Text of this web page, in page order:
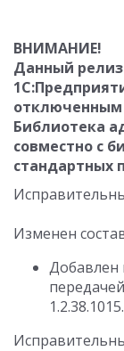
ВНИМАНИЕ!
Данный релиз
Библиотека
совместно с
стандартных
Изменен
Добавлен
1.2.38.1015.